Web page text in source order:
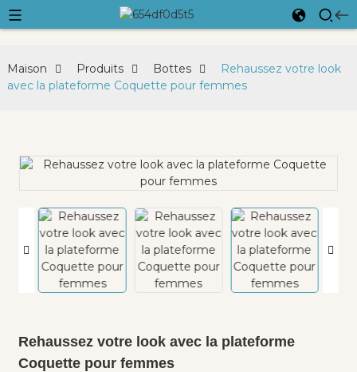
Maison Produits Bottes
Rehaussez votre look
avec la plateforme Coquette pour femmes
Rehaussez votre look avec la plateforme
Coquette pour femmes